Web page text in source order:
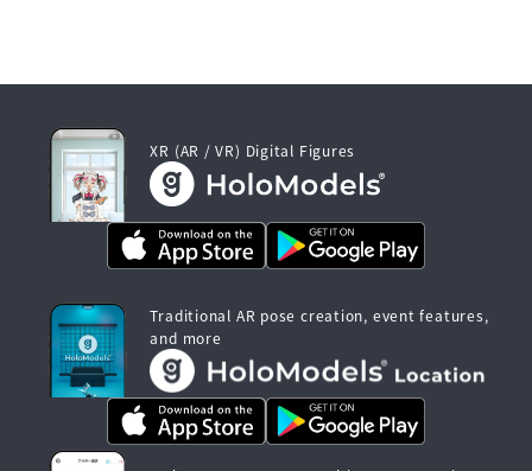
XR (AR / VR) Digital Figures
Traditional AR pose creation, event features,
and more